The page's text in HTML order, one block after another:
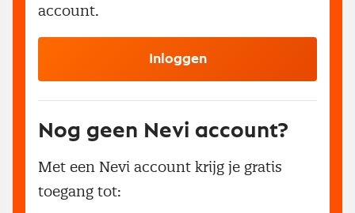
account.
Inloggen
Nog geen Nevi account?
Met een Nevi account krijg je gratis
toegang tot: